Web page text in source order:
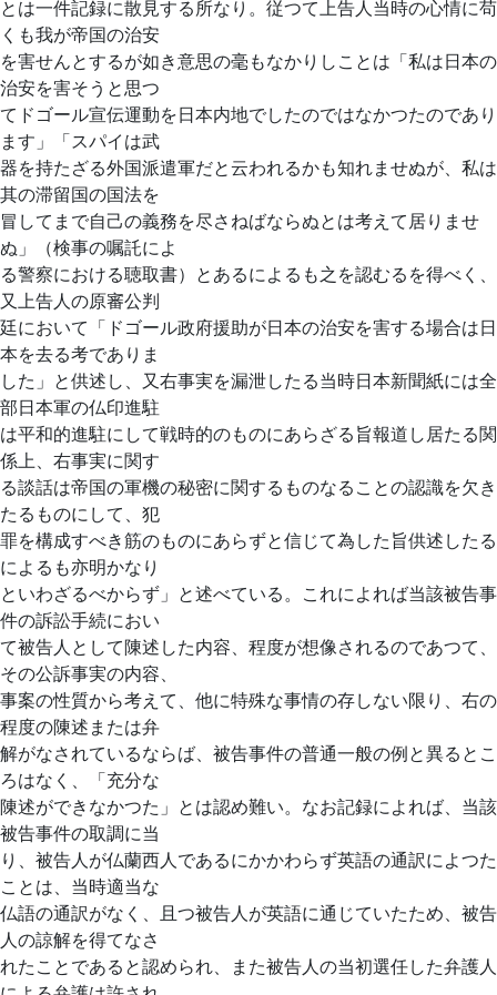
とは一件記録に散見する所なり。従つて上告人当時の心情に苟
くも我が帝国の治安
を害せんとするが如き意思の毫もなかりしことは「私は日本の
治安を害そうと思つ
てドゴール宣伝運動を日本内地でしたのではなかつたのであり
ます」「スパイは武
器を持たざる外国派遣軍だと云われるかも知れませぬが、私は
其の滞留国の国法を
冒してまで自己の義務を尽さねばならぬとは考えて居りませ
ぬ」（検事の嘱託によ
る警察における聴取書）とあるによるも之を認むるを得べく、
又上告人の原審公判
廷において「ドゴール政府援助が日本の治安を害する場合は日
本を去る考でありま
した」と供述し、又右事実を漏泄したる当時日本新聞紙には全
部日本軍の仏印進駐
は平和的進駐にして戦時的のものにあらざる旨報道し居たる関
係上、右事実に関す
る談話は帝国の軍機の秘密に関するものなることの認識を欠き
たるものにして、犯
罪を構成すべき筋のものにあらずと信じて為した旨供述したる
によるも亦明かなり
といわざるべからず」と述べている。これによれば当該被告事
件の訴訟手続におい
て被告人として陳述した内容、程度が想像されるのであつて、
その公訴事実の内容、
事案の性質から考えて、他に特殊な事情の存しない限り、右の
程度の陳述または弁
解がなされているならば、被告事件の普通一般の例と異るとこ
ろはなく、「充分な
陳述ができなかつた」とは認め難い。なお記録によれば、当該
被告事件の取調に当
り、被告人が仏蘭西人であるにかかわらず英語の通訳によつた
ことは、当時適当な
仏語の通訳がなく、且つ被告人が英語に通じていたため、被告
人の諒解を得てなさ
れたことであると認められ、また被告人の当初選任した弁護人